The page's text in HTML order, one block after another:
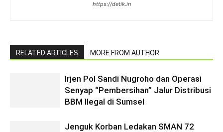
https://detik.in
RELATED ARTICLES MORE FROM AUTHOR
Irjen Pol Sandi Nugroho dan Operasi
Senyap “Pembersihan” Jalur Distribusi
BBM Ilegal di Sumsel
Jenguk Korban Ledakan SMAN 72